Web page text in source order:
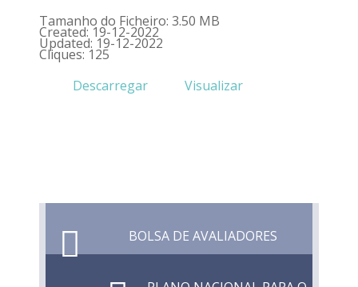
Tamanho do Ficheiro: 3.50 MB
Created: 19-12-2022
Updated: 19-12-2022
Cliques: 125
Descarregar
Visualizar
BOLSA DE AVALIADORES